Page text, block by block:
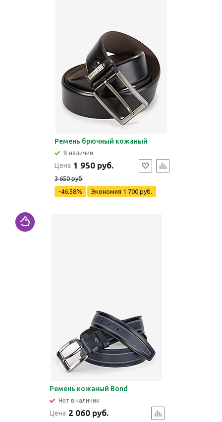
Ремень брючный кожаный
В наличии
Цена 1 950 руб.
3 650 руб.
-46.58%
Экономия 1 700 руб.
Ремень кожаный Bond
Нет в наличии
Цена 2 060 руб.